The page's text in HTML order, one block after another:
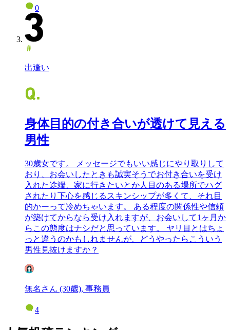
0
出逢い
身体目的の付き合いが透けて見える
男性
30歳女です。 メッセージでもいい感じにやり取りして
おり、お会いしたときも誠実そうでお付き合いを受け
入れた途端、家に行きたいとか人目のある場所でハグ
されたり下心を感じるスキンシップが多くて、それ目
的かーって冷めちゃいます。 ある程度の関係性や信頼
が築けてからなら受け入れますが、お会いして1ヶ月か
らこの態度はナシだと思っています。 ヤリ目とはちょ
っと違うのかもしれませんが、どうやったらこういう
男性見抜けますか？
無名さん (30歳), 事務員
4